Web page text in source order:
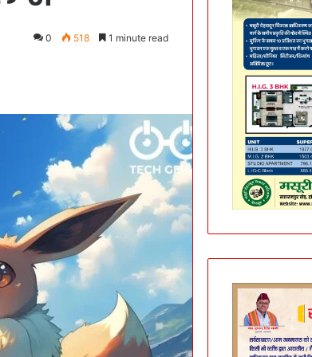
0 518 1 minute read